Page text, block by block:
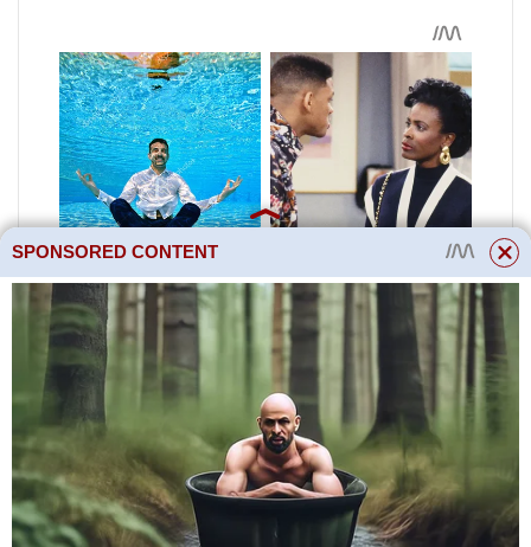
SPONSORED CONTENT